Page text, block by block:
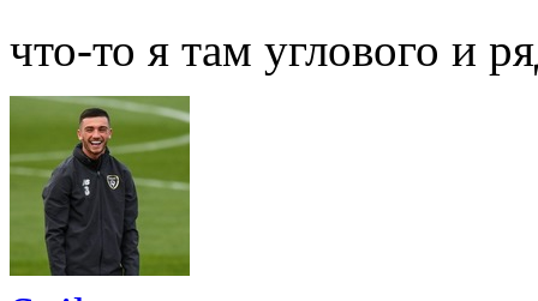
что-то я там углового и